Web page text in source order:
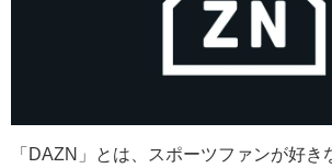
「DAZN」とは、スポーツファンが好き